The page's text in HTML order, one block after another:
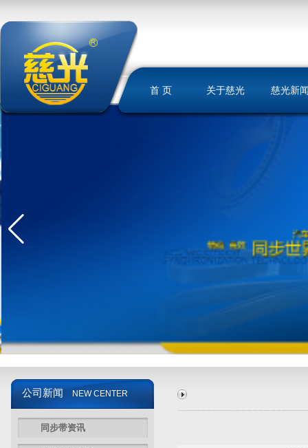
首 页 关于慈光 慈光新
公司新闻 NEW CENTER
同步带资讯